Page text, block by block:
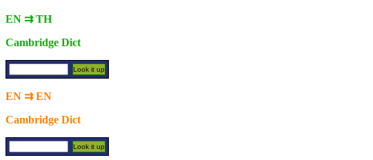
EN ⇉ TH
Cambridge Dict
EN ⇉ EN
Cambridge Dict